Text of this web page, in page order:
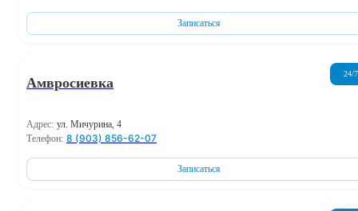
Записаться
Амвросиевка
24/7
Адрес: ул. Мичурина, 4
Телефон: 8 (903) 856-62-07
Записаться